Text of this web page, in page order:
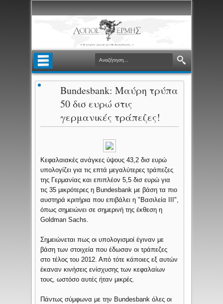
Bundesbank: Μαύρη τρύπα
50 δισ ευρώ στις
γερμανικές τράπεζες!
Κεφαλαιακές ανάγκες ύψους 43,2 δισ ευρώ
υπολογίζει για τις επτά μεγαλύτερες τράπεζες
της Γερμανίας και επιπλέον 5,5 δισ ευρώ για
τις 35 μικρότερες η Bundesbank με βάση τα πιο
αυστηρά κριτήρια που επιβάλει η "Βασιλεία ΙΙΙ",
όπως σημειώνει σε σημερινή της έκθεση η
Goldman Sachs.
Σημειώνεται πως οι υπολογισμοί έγιναν με
βάση των στοιχεία που έδωσαν οι τράπεζες
στο τέλος του 2012. Από τότε κάποιες εξ αυτών
έκαναν κινήσεις ενίσχυσης των κεφαλαίων
τους, ωστόσο αυτές ήταν μικρές.
Πάντως σύμφωνα με την Bundesbank όλες οι